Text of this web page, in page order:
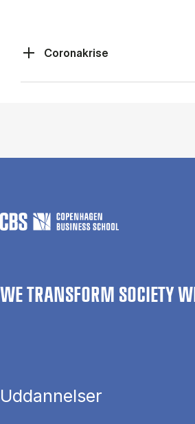
Coronakrise
WE TRANSFORM SOCIETY
Uddannelser